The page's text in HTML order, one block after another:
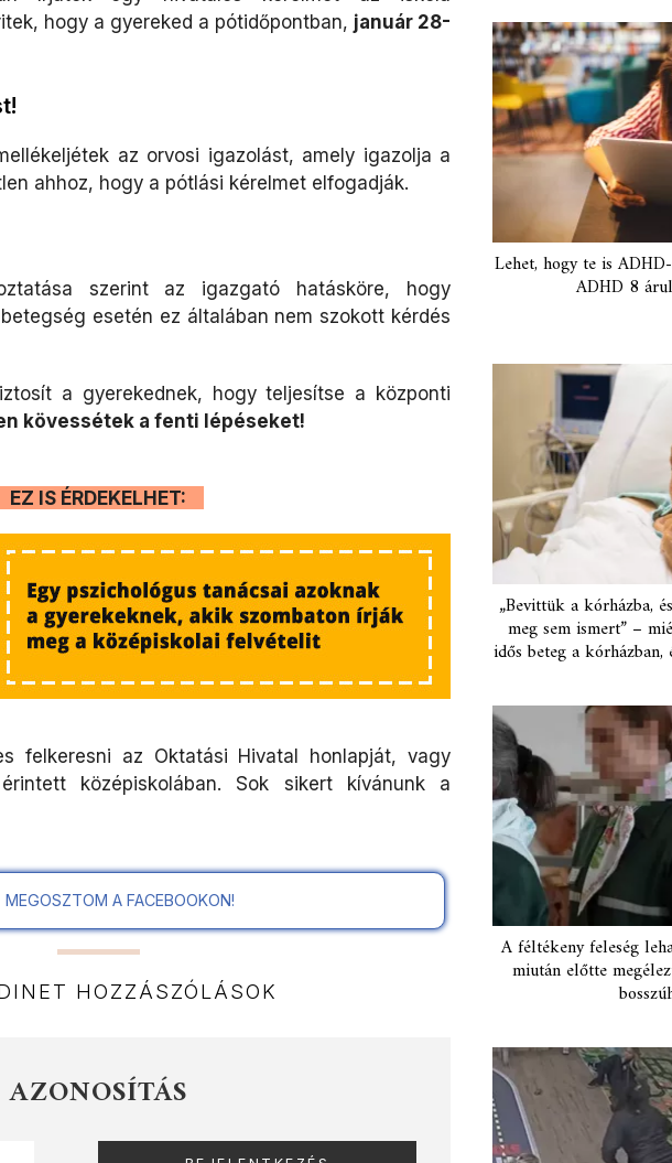
hogy a gyereked a pótidőpontban, január 28-
az orvosi igazolást, amely igazolja a
ahhoz, hogy a pótlási kérelmet elfogadják.
szerint az igazgató hatásköre, hogy
esetén ez általában nem szokott kérdés
a gyerekednek, hogy teljesítse a központi
kövessétek a fenti lépéseket!
EZ IS ÉRDEKELHET:
felkeresni az Oktatási Hivatal honlapját, vagy
középiskolában. Sok sikert kívánunk a
MEGOSZTOM A FACEBOOKON!
HOZZÁSZÓLÁSOK
AZONOSÍTÁS
Lehet, hogy te is
ADHD 8
„Bevittük a kórházba,
meg sem ismert” –
idős beteg a kórházban,
A féltékeny feleség
miután előtte